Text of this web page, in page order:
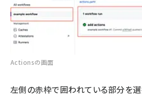
Actionsの画面
左側の赤枠で囲われている部分を選